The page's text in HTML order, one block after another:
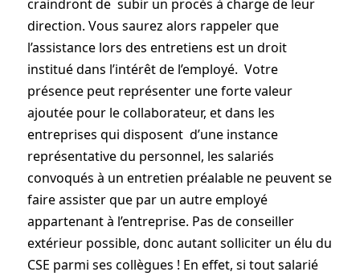
craindront de ­ subir un procès à charge de leur
direction. Vous saurez alors rappeler que
l’assistance lors des entretiens est un droit
institué dans l’intérêt de l’employé. ­ Votre
présence peut représenter une forte valeur
ajoutée pour le collaborateur, et dans les
entreprises qui disposent ­ d’une instance
représentative du personnel, les salariés
convoqués à un entretien préa­lable ne peuvent se
faire assister que par un autre employé
appartenant à l’entreprise. Pas de conseiller
extérieur possible, donc autant solliciter un élu du
CSE parmi ses collègues ! En effet, si tout salarié